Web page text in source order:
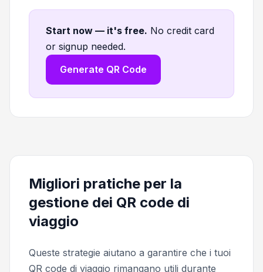
Start now — it's free. No credit card
or signup needed.
Generate QR Code
Migliori pratiche per la
gestione dei QR code di
viaggio
Queste strategie aiutano a garantire che i tuoi
QR code di viaggio rimangano utili durante